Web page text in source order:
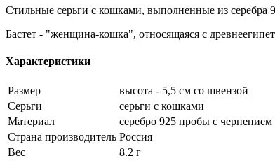
Стильные серьги с кошками, выполненные из серебра
Бастет - "женщина-кошка", относящаяся с
Характеристики
Размер
высота - 5,5 см со швензой
Серьги
серьги с кошками
Материал
серебро 925 пробы с чернением
Страна производитель Россия
Вес
8.2 г